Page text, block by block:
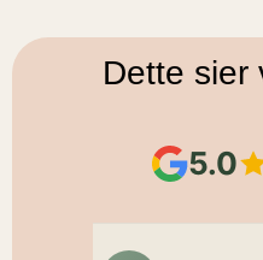
Dette sier
5.0